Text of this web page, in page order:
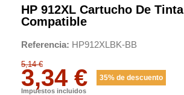
HP 912XL Cartucho De Tinta
Compatible
Referencia HP912XLBK-BB
5,14 €
3,34 € 35% de descuento
Impuestos incluidos